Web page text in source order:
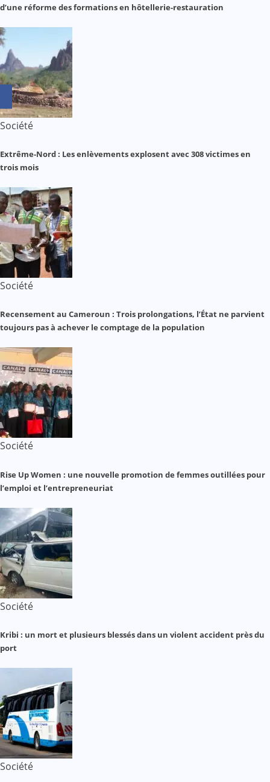
d’une réforme des formations en hôtellerie-restauration
Société
Extrême-Nord : Les enlèvements explosent avec 308 victimes en
trois mois
Société
Recensement au Cameroun : Trois prolongations, l’État ne parvient
toujours pas à achever le comptage de la population
Société
Rise Up Women : une nouvelle promotion de femmes outillées pour
l’emploi et l’entrepreneuriat
Société
Kribi : un mort et plusieurs blessés dans un violent accident près du
port
Société